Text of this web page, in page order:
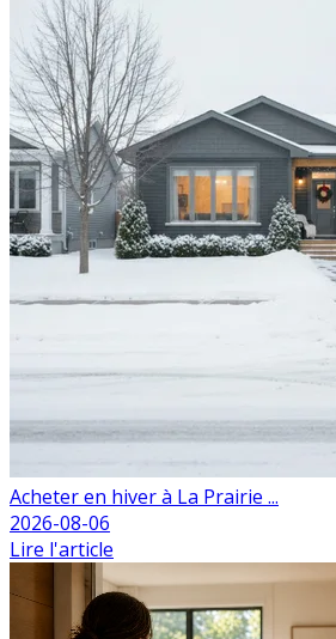
Acheter en hiver à La Prairie ...
2026-08-06
Lire l'article